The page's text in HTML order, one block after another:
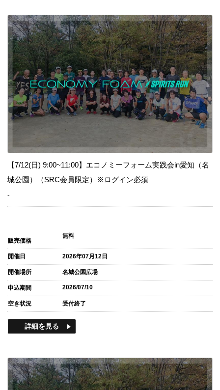
【7/12(日) 9:00~11:00】エコノミーフォーム実践会in愛知（名
城公園）（SRC会員限定）※ログイン必須
-
販売価格
無料
開催日 2026年07月12日
開催場所 名城公園広場
申込期間 2026/07/10
空き状況 受付終了
詳細を見る